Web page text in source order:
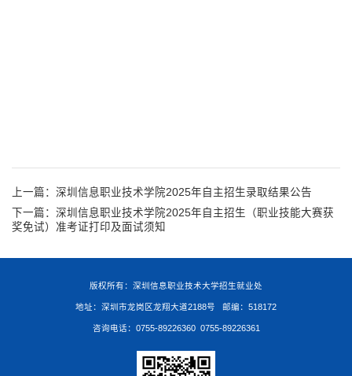
上一篇： 深圳信息职业技术学院2025年自主招生录取结果公告
下一篇： 深圳信息职业技术学院2025年自主招生（职业技能大赛获
奖免试）准考证打印及面试须知
版权所有：深圳信息职业技术大学招生就业处
地址：深圳市龙岗区龙翔大道2188号 邮编：518172
咨询电话：0755-89226360 0755-89226361